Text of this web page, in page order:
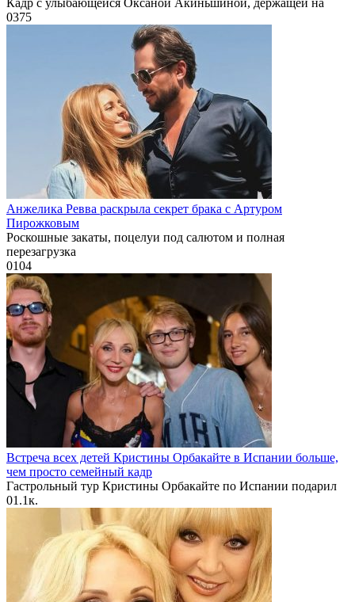
0375
Анжелика Ревва раскрыла секрет брака с Артуром
Пирожковым
Роскошные закаты, поцелуи под салютом и полная
перезагрузка
0104
Встреча всех детей Кристины Орбакайте в Испании больше,
чем просто семейный кадр
Гастрольный тур Кристины Орбакайте по Испании подарил
01.1к.